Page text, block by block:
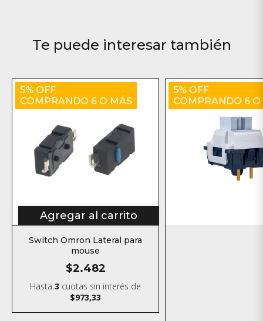
Te puede interesar también
5% OFF
COMPRANDO 6 O MÁS
Agregar al carrito
Switch Omron Lateral para
mouse
$2.482
Hasta3 cuotas sin interés de
$973,33
5% OFF
COMPRANDO 6 O